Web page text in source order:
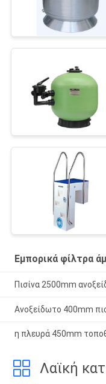
Εμπορικά φίλτρα
Πισίνα 2500mm
Ανοξείδωτο 400mm
η πλευρά 450mm
Λαϊκή